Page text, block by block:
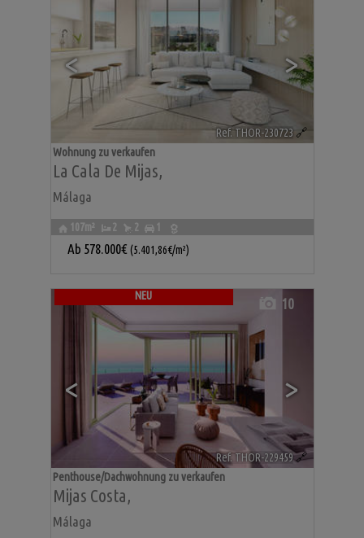
< >
Ref. THOR-230723 🔗
La Cala De Mijas,
Málaga
Wohnung zu verkaufen
107m² 2 2 1
Ab 578.000€ (5.401,86€/m²)
NEU
< >
10
Ref. THOR-229459🔗
Mijas Costa,
Málaga
Penthouse/Dachwohnung zu verkaufen